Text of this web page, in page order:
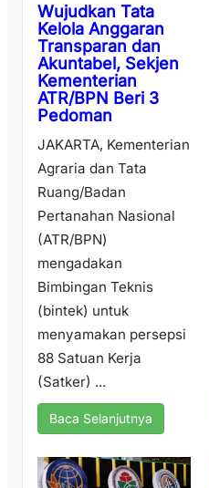
Wujudkan Tata
Kelola Anggaran
Transparan dan
Akuntabel, Sekjen
Kementerian
ATR/BPN Beri 3
Pedoman
JAKARTA, Kementerian
Agraria dan Tata
Ruang/Badan
Pertanahan Nasional
(ATR/BPN)
mengadakan
Bimbingan Teknis
(bintek) untuk
menyamakan persepsi
88 Satuan Kerja
(Satker) ...
Baca Selanjutnya